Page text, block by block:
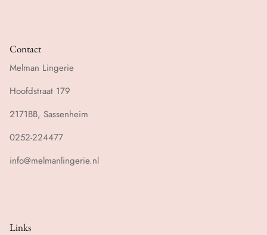
Contact
Melman Lingerie
Hoofdstraat 179
2171BB, Sassenheim
0252-224477
info@melmanlingerie.nl
Links